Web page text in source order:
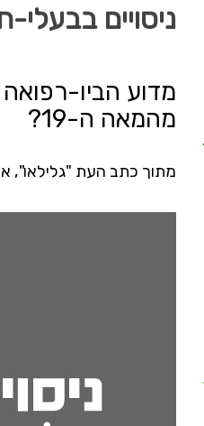
ניסויים
מדוע הביו-
מהמאה ה-19?
מתוך כתב העת "גלילאו",